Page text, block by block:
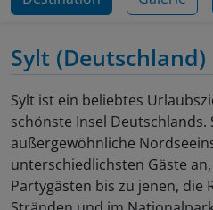
Sylt (Deutschland)
Sylt ist ein beliebtes
schönste Insel Deutschlands.
außergewöhnliche
unterschiedlichsten Gäste
Partygästen bis zu jenen, die